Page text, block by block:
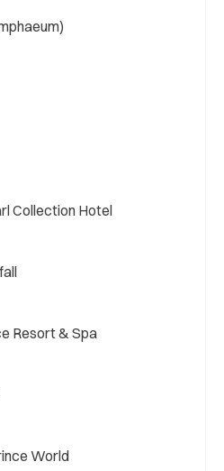
Collection Hotel
Resort & Spa
World